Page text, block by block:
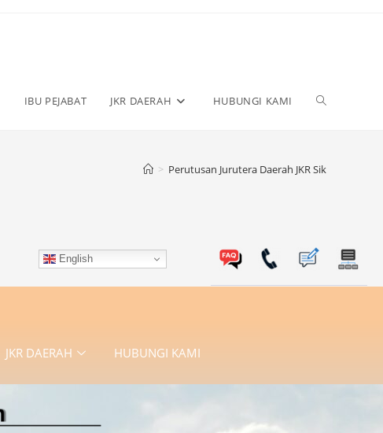
IBU PEJABAT JKR DAERAH HUBUNGI KAMI
> Perutusan Jurutera Daerah JKR Sik
English
JKR DAERAH HUBUNGI KAMI